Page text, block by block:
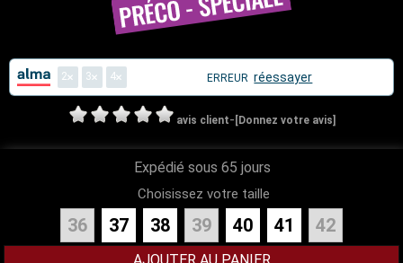
2 3 4 ERREUR réessayer
avis client- [Donnez votre avis]
Expédié sous 65 jours
Choisissez votre taille
36 37 38 39 40 41 42